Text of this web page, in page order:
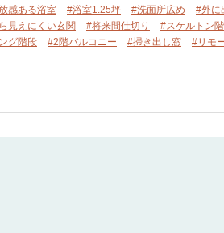
感ある浴室 #浴室1.25坪 #洗面所広め #外に
見えにくい玄関 #将来間仕切り #スケルトン
グ階段 #2階バルコニー #掃き出し窓 #リモ